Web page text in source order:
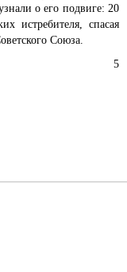
о его подвиге: 20
истребителя, спасая
Союза.
5